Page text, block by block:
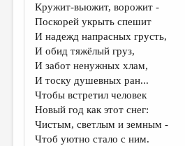
ДЕТСКАЯ КОМНАТА
КНИЖНАЯ ПОЛКА
ОБЗОР ЛИТЕРАТУРЫ
СТРАНИЦЫ ПАМЯТИ
ОБЪЯВЛЕНИЯ
Кружит-вьюжит, ворожит -
Поскорей укрыть спешит
И надежд напрасных грусть,
И обид тяжёлый груз,
И забот ненужных хлам,
И тоску душевных ран...
Чтобы встретил человек
Новый год как этот снег:
Чистым, светлым и земным -
Чтоб уютно стало с ним.